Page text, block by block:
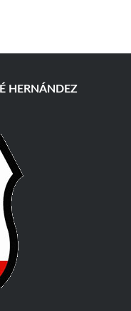
HERNÁNDEZ